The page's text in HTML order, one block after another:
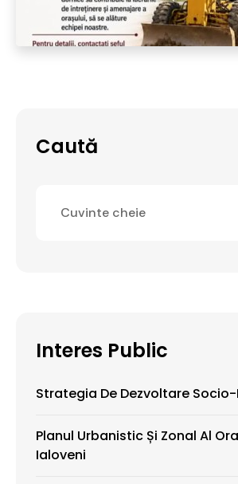
Caută
Interes Public
Strategia De Dezvoltare
Planul Urbanistic Și Zonal Al
Ialoveni